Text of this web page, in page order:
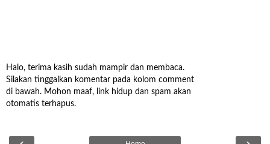
Halo, terima kasih sudah mampir dan membaca.
Silakan tinggalkan komentar pada kolom comment
di bawah. Mohon maaf, link hidup dan spam akan
otomatis terhapus.